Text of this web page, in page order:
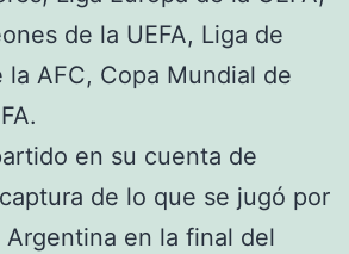
de la UEFA, Liga de
la AFC, Copa Mundial de
en su cuenta de
de lo que se jugó por
en la final del